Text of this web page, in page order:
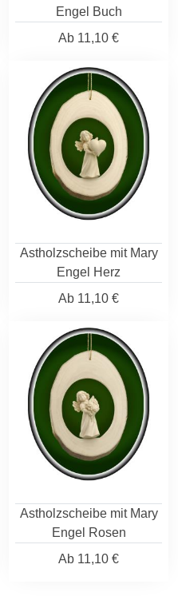
Engel Buch
Ab 11,10 €
Astholzscheibe mit Mary
Engel Herz
Ab 11,10 €
Astholzscheibe mit Mary
Engel Rosen
Ab 11,10 €